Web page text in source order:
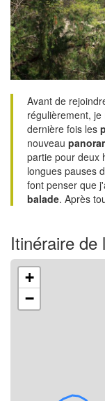
Avant de
régulièrement,
dernière fois les
nouveau
partie pour deux
longues pauses
font penser que
balade. Après
Itinéraire de
+
−